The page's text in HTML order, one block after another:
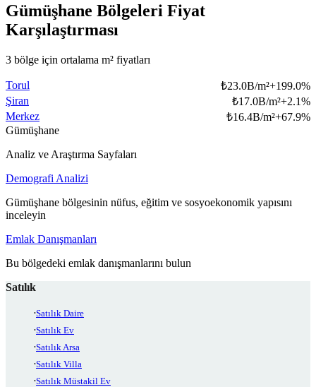
Gümüşhane Bölgeleri Fiyat
Karşılaştırması
3 bölge için ortalama m² fiyatları
Torul ₺23.0B/m²+199.0%
Şiran
₺17.0B/m²+2.1%
Merkez
₺16.4B/m²+67.9%
Gümüşhane
Analiz ve Araştırma Sayfaları
Demografi Analizi
Gümüşhane bölgesinin nüfus, eğitim ve sosyoekonomik yapısını
inceleyin
Emlak Danışmanları
Bu bölgedeki emlak danışmanlarını bulun
Satılık
Satılık Daire
Satılık Ev
Satılık Arsa
Satılık Villa
Satılık Müstakil Ev